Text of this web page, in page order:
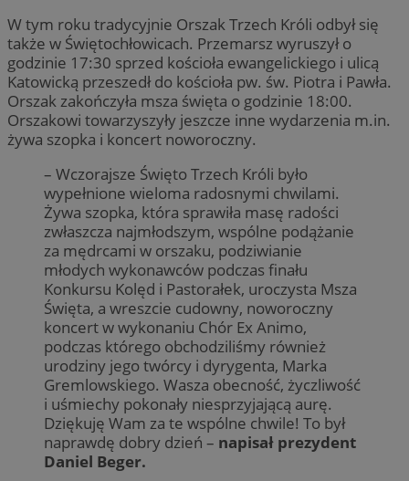
W tym roku tradycyjnie Orszak Trzech Króli odbył się
także w Świętochłowicach. Przemarsz wyruszył o
godzinie 17:30 sprzed kościoła ewangelickiego i ulicą
Katowicką przeszedł do kościoła pw. św. Piotra i Pawła.
Orszak zakończyła msza święta o godzinie 18:00.
Orszakowi towarzyszyły jeszcze inne wydarzenia m.in.
żywa szopka i koncert noworoczny.
– Wczorajsze Święto Trzech Króli było
wypełnione wieloma radosnymi chwilami.
Żywa szopka, która sprawiła masę radości
zwłaszcza najmłodszym, wspólne podążanie
za mędrcami w orszaku, podziwianie
młodych wykonawców podczas finału
Konkursu Kolęd i Pastorałek, uroczysta Msza
Święta, a wreszcie cudowny, noworoczny
koncert w wykonaniu Chór Ex Animo,
podczas którego obchodziliśmy również
urodziny jego twórcy i dyrygenta, Marka
Gremlowskiego. Wasza obecność, życzliwość
i uśmiechy pokonały niesprzyjającą aurę.
Dziękuję Wam za te wspólne chwile! To był
naprawdę dobry dzień – napisał prezydent
Daniel Beger.